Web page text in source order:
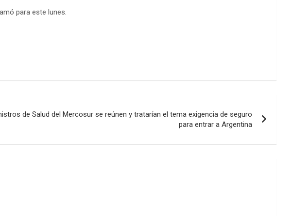
para este lunes.
de Salud del Mercosur se reúnen y tratarían el tema exigencia de seguro
para entrar a Argentina